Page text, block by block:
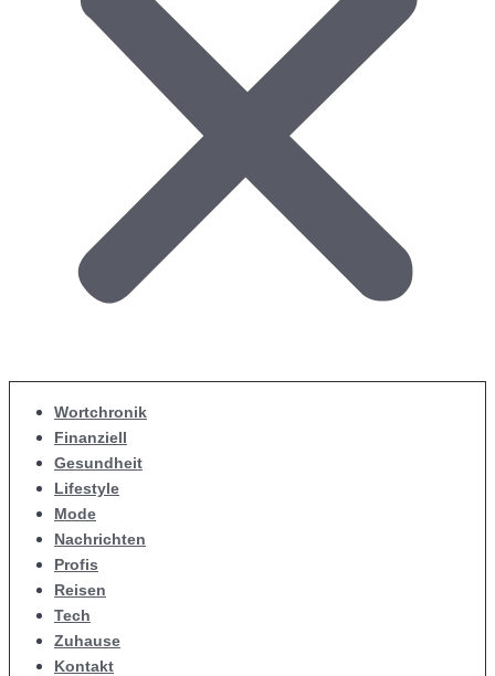
Wortchronik
Finanziell
Gesundheit
Lifestyle
Mode
Nachrichten
Profis
Reisen
Tech
Zuhause
Kontakt